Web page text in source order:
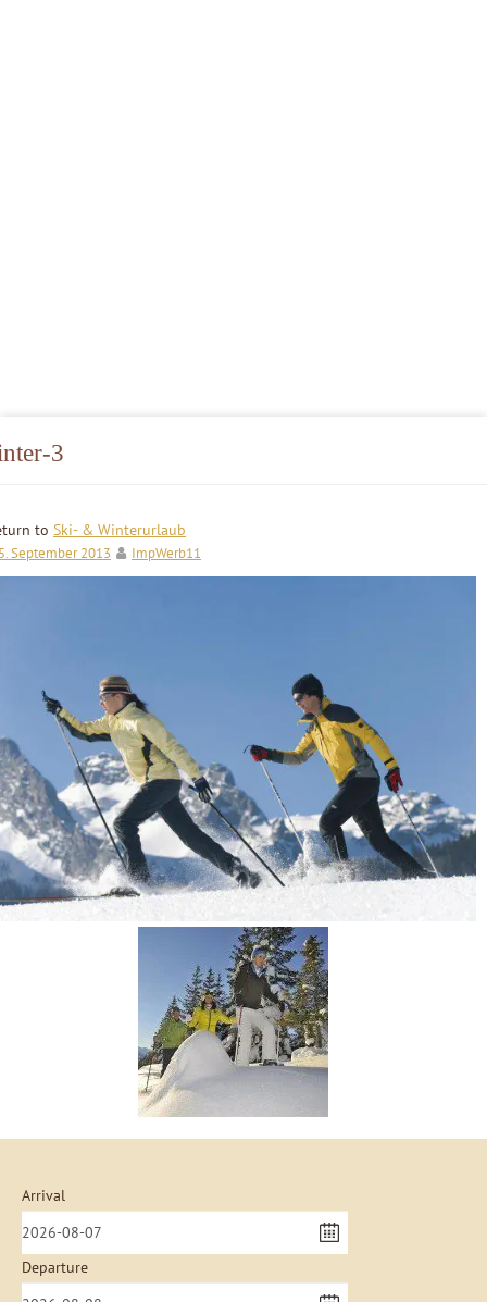
3
to Ski- & Winterurlaub
September 2013 ImpWerb11
Arrival
Departure